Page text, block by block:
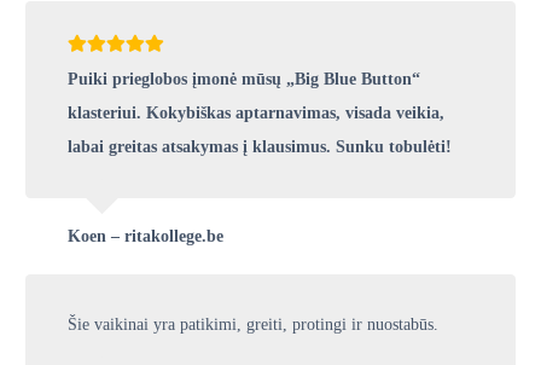
Puiki prieglobos įmonė mūsų „Big Blue Button“
klasteriui. Kokybiškas aptarnavimas, visada veikia,
labai greitas atsakymas į klausimus. Sunku tobulėti!
Koen – ritakollege.be
Šie vaikinai yra patikimi, greiti, protingi ir nuostabūs.